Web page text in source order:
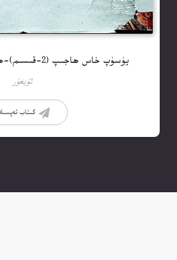
يۈسۈپ خاس ھاجىپ (2-قىسىم)-ھاجى مىرزاھىد كېرىمى
ئۇيغۇر
كىتاب